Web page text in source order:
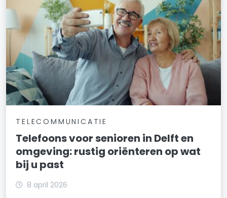
TELECOMMUNICATIE
Telefoons voor senioren in Delft en
omgeving: rustig oriënteren op wat
bij u past
8 april 2026